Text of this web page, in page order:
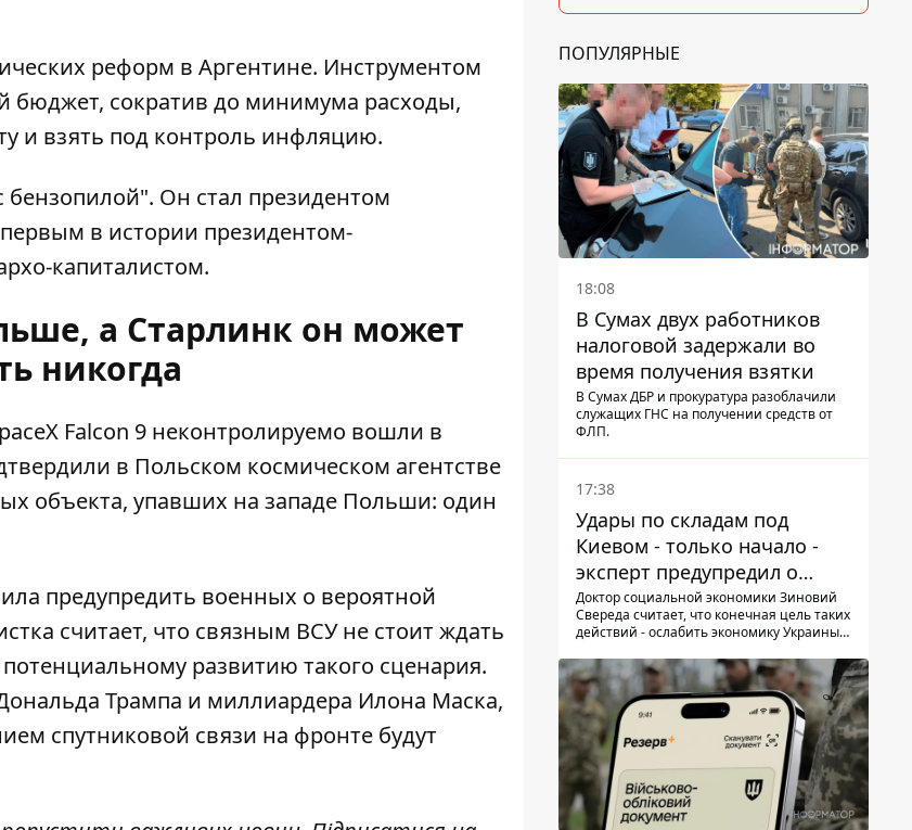
реформ в Аргентине. Инструментом
бюджет, сократив до минимума расходы,
и взять под контроль инфляцию.
Он стал президентом
в истории президентом-
капиталистом.
а Старлинк он может
никогда
Falcon 9 неконтролируемо вошли в
в Польском космическом агентстве
объекта, упавших на западе Польши: один
предупредить военных о вероятной
считает, что связным ВСУ не стоит ждать
развитию такого сценария.
Трампа и миллиардера Илона Маска,
спутниковой связи на фронте будут
ПОПУЛЯРНЫЕ
18:08
В Сумах двух работников
налоговой задержали во
время получения взятки
В Сумах ДБР и прокуратура разоблачили
служащих ГНС на получении средств от
ФЛП.
17:38
Удары по складам под
Киевом - только начало -
эксперт предупредил о
новой угрозе
Доктор социальной экономики Зиновий
Свереда считает, что конечная цель таких
действий - ослабить экономику Украины и
регионы